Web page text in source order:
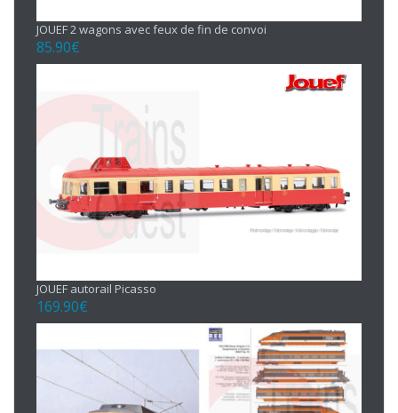
JOUEF 2 wagons avec feux de fin de convoi
85.90€
JOUEF autorail Picasso
169.90€